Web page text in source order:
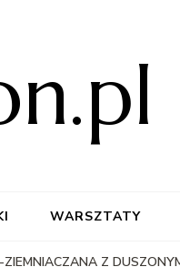
WARSZTATY
Z